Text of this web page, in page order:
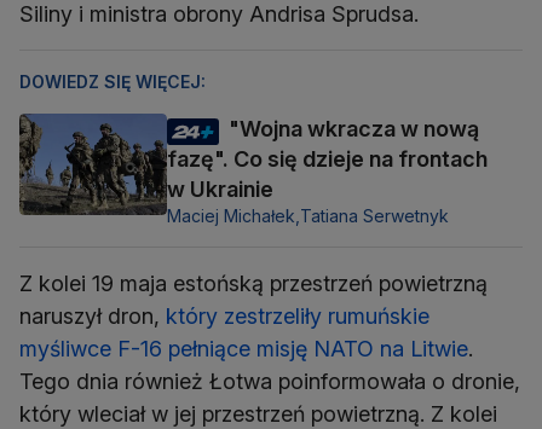
Siliny i ministra obrony Andrisa Sprudsa.
DOWIEDZ SIĘ WIĘCEJ:
"Wojna wkracza w nową
fazę". Co się dzieje na frontach
w Ukrainie
Maciej Michałek, Tatiana Serwetnyk
Z kolei 19 maja estońską przestrzeń powietrzną
naruszył dron, który zestrzeliły rumuńskie
myśliwce F-16 pełniące misję NATO na Litwie.
Tego dnia również Łotwa poinformowała o dronie,
który wleciał w jej przestrzeń powietrzną. Z kolei